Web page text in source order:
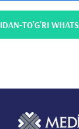
TO'G'RI